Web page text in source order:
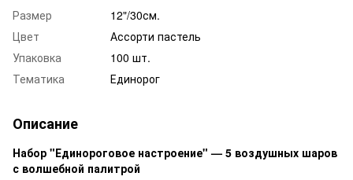
Размер
12"/30см.
Цвет
Ассорти пастель
Упаковка
100 шт.
Тематика
Единорог
Описание
Набор "Единороговое настроение" — 5 воздушных шаров
с волшебной палитрой